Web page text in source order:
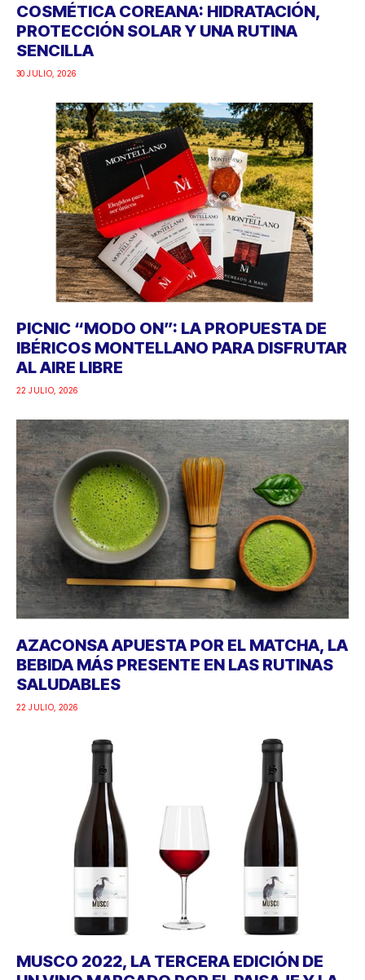
COSMÉTICA COREANA: HIDRATACIÓN,
PROTECCIÓN SOLAR Y UNA RUTINA
SENCILLA
30 JULIO, 2026
PICNIC “MODO ON”: LA PROPUESTA DE
IBÉRICOS MONTELLANO PARA DISFRUTAR
AL AIRE LIBRE
22 JULIO, 2026
AZACONSA APUESTA POR EL MATCHA, LA
BEBIDA MÁS PRESENTE EN LAS RUTINAS
SALUDABLES
22 JULIO, 2026
MUSCO 2022, LA TERCERA EDICIÓN DE